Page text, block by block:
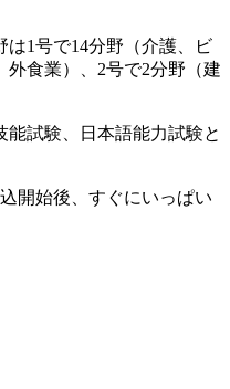
1号で14分野（介護、ビ
食業）、2号で2分野（建
試験、日本語能力試験と
開始後、すぐにいっぱい